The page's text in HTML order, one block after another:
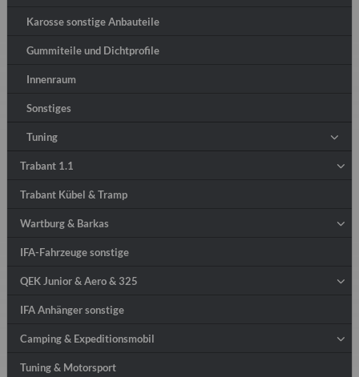
Karosse sonstige Anbauteile
Gummiteile und Dichtprofile
Innenraum
Sonstiges
Tuning
Trabant 1.1
Trabant Kübel & Tramp
Wartburg & Barkas
IFA-Fahrzeuge sonstige
QEK Junior & Aero & 325
IFA Anhänger sonstige
Camping & Expeditionsmobil
Tuning & Motorsport